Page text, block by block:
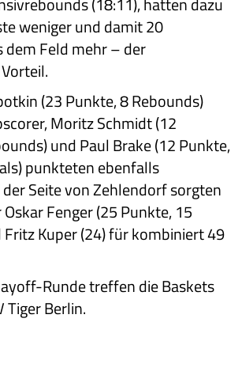
weniger und damit 20
dem Feld mehr – der
(23 Punkte, 8 Rebounds)
Moritz Schmidt (12
und Paul Brake (12 Punkte,
punkteten ebenfalls
Seite von Zehlendorf sorgten
Fenger (25 Punkte, 15
Fritz Kuper (24) für kombiniert 49
Runde treffen die Baskets
Tiger Berlin.